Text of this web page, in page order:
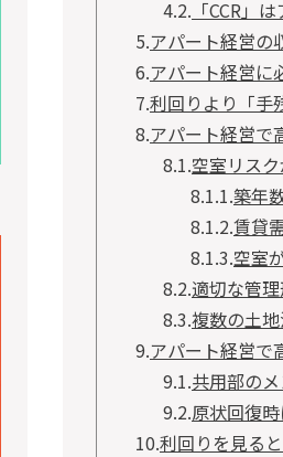
4.2. 「CCR」
5.アパート経営の
6.アパート経営に
7.利回りより「手
8.アパート経営で
8.1.空室リス
8.1.1.築年
8.1.2.賃貸
8.1.3.空室
8.2.適切な管
8.3.複数の土
9.アパート経営で
9.1.共用部の
9.2.原状回復
10.利回りを見る